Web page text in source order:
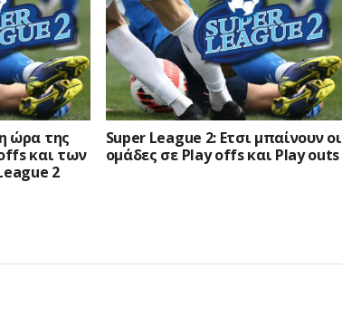
ώρα της
και των
2
Super League 2: Ετσι μπαίνουν οι
ομάδες σε Play offs και Play outs